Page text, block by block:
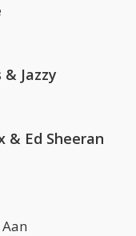
Jazzy
& Ed Sheeran